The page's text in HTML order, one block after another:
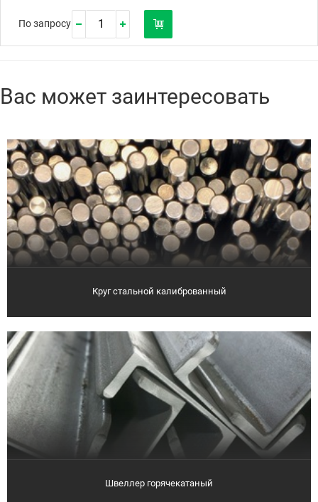
По запросу
Вас может заинтересовать
Круг стальной калиброванный
Швеллер горячекатаный